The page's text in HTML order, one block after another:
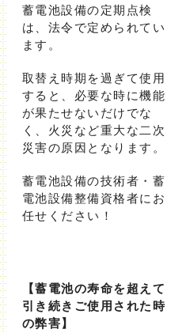
蓄電池設備の定期点検
は、法令で定められてい
ます。
取替え時期を過ぎて使用
すると、必要な時に機能
が果たせないだけでな
く、火災など重大な二次
災害の原因となります。
蓄電池設備の技術者・蓄
電池設備整備資格者にお
任せください！
【蓄電池の寿命を超えて
引き続きご使用された時
の弊害】